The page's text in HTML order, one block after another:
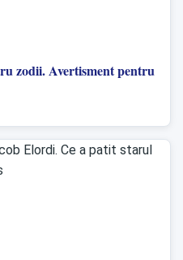
zodii. Avertisment pentru